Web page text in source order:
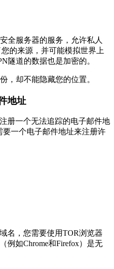
全服务器的服务，允许私人
的来源，并可能模拟世界上
隧道的数据也是加密的。
，却不能隐藏您的位置。
地址
册一个无法追踪的电子邮件地
一个电子邮件地址来注册许
名，您需要使用TOR浏览器
例如Chrome和Firefox）是无